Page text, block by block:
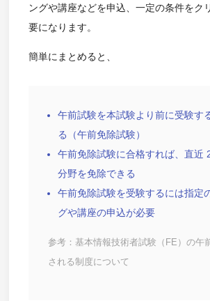
ングや講座などを申込、一定の条件をク
要になります。
簡単にまとめると、
午前試験を本試験より前に受験す
る（午前免除試験）
午前免除試験に合格すれば、直近
分野を免除できる
午前免除試験を受験するには指定
グや講座の申込が必要
参考：基本情報技術者試験（FE）の午
される制度について